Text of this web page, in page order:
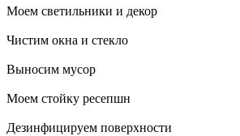
Моем светильники и декор
Чистим окна и стекло
Выносим мусор
Моем стойку ресепшн
Дезинфицируем поверхности